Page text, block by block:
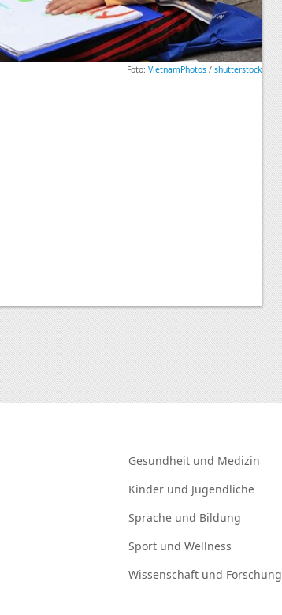
Foto: VietnamPhotos / shutterstock
Gesundheit und Medizin
Kinder und Jugendliche
Sprache und Bildung
Sport und Wellness
Wissenschaft und Forschung